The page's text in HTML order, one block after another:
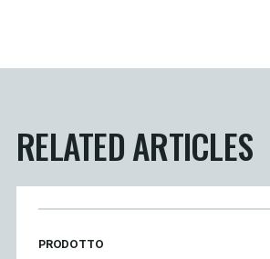
RELATED ARTICLES
READ MORE ARTICLES ABOUT
PRODOTTO